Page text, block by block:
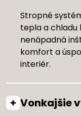
Stropné
tepla a chladu
nenápadná
komfort a
interiér.
Vonkajšie